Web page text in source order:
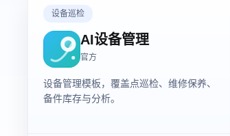
设备巡检
AI设备管理
官方
设备管理模板，覆盖点巡检、维修保养、
备件库存与分析。